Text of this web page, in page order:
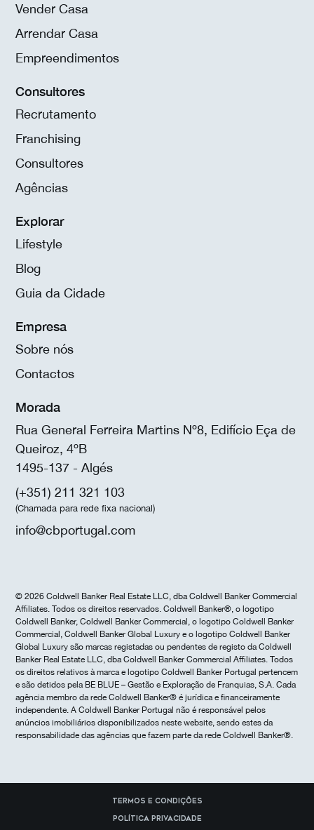
Vender Casa
Arrendar Casa
Empreendimentos
Consultores
Recrutamento
Franchising
Consultores
Agências
Explorar
Lifestyle
Blog
Guia da Cidade
Empresa
Sobre nós
Contactos
Morada
Rua General Ferreira Martins Nº8, Edifício Eça de
Queiroz, 4ºB
1495-137 - Algés
(+351) 211 321 103
(Chamada para rede fixa nacional)
info@cbportugal.com
© 2026 Coldwell Banker Real Estate LLC, dba Coldwell Banker Commercial
Affiliates. Todos os direitos reservados. Coldwell Banker®, o logotipo
Coldwell Banker, Coldwell Banker Commercial, o logotipo Coldwell Banker
Commercial, Coldwell Banker Global Luxury e o logotipo Coldwell Banker
Global Luxury são marcas registadas ou pendentes de registo da Coldwell
Banker Real Estate LLC, dba Coldwell Banker Commercial Affiliates. Todos
os direitos relativos à marca e logotipo Coldwell Banker Portugal pertencem
e são detidos pela BE BLUE – Gestão e Exploração de Franquias, S.A. Cada
agência membro da rede Coldwell Banker® é jurídica e financeiramente
independente. A Coldwell Banker Portugal não é responsável pelos
anúncios imobiliários disponibilizados neste website, sendo estes da
responsabilidade das agências que fazem parte da rede Coldwell Banker®.
Termos e Condições
Política Privacidade